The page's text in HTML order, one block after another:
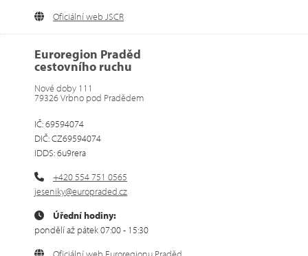
Oficiální web JSCR
Euroregion Praděd
cestovního ruchu
Nové doby 111
79326 Vrbno pod Pradědem
IČ: 69594074
DIČ: CZ69594074
IDDS: 6u9rera
+420 554 751 0565
jeseniky@europraded.cz
Úřední hodiny:
pondělí až pátek 07:00 - 15:30